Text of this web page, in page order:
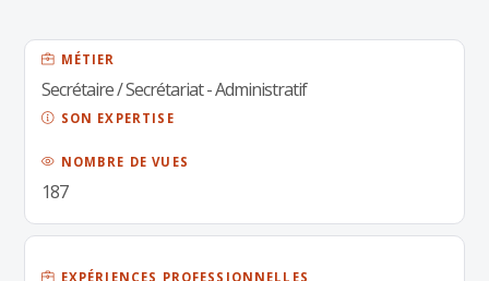
MÉTIER
Secrétaire / Secrétariat - Administratif
SON EXPERTISE
NOMBRE DE VUES
187
EXPÉRIENCES PROFESSIONNELLES